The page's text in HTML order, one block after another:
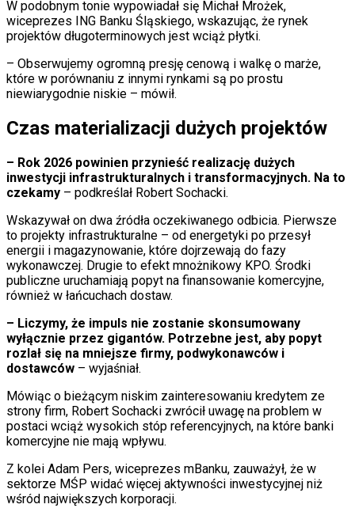
W podobnym tonie wypowiadał się Michał Mrożek,
wiceprezes ING Banku Śląskiego, wskazując, że rynek
projektów długoterminowych jest wciąż płytki.
– Obserwujemy ogromną presję cenową i walkę o marże,
które w porównaniu z innymi rynkami są po prostu
niewiarygodnie niskie – mówił.
Czas materializacji dużych projektów
– Rok 2026 powinien przynieść realizację dużych
inwestycji infrastrukturalnych i transformacyjnych. Na to
czekamy – podkreślał Robert Sochacki.
Wskazywał on dwa źródła oczekiwanego odbicia. Pierwsze
to projekty infrastrukturalne – od energetyki po przesył
energii i magazynowanie, które dojrzewają do fazy
wykonawczej. Drugie to efekt mnożnikowy KPO. Środki
publiczne uruchamiają popyt na finansowanie komercyjne,
również w łańcuchach dostaw.
– Liczymy, że impuls nie zostanie skonsumowany
wyłącznie przez gigantów. Potrzebne jest, aby popyt
rozlał się na mniejsze firmy, podwykonawców i
dostawców – wyjaśniał.
Mówiąc o bieżącym niskim zainteresowaniu kredytem ze
strony firm, Robert Sochacki zwrócił uwagę na problem w
postaci wciąż wysokich stóp referencyjnych, na które banki
komercyjne nie mają wpływu.
Z kolei Adam Pers, wiceprezes mBanku, zauważył, że w
sektorze MŚP widać więcej aktywności inwestycyjnej niż
wśród największych korporacji.